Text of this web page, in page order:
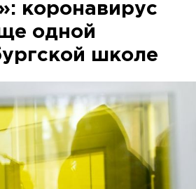
коронавирус
одной
школе